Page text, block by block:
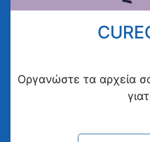
Οργανώστε τα αρχεία